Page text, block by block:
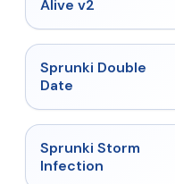
Alive v2
★
Sprunki Double
Date
★
Sprunki Storm
Infection